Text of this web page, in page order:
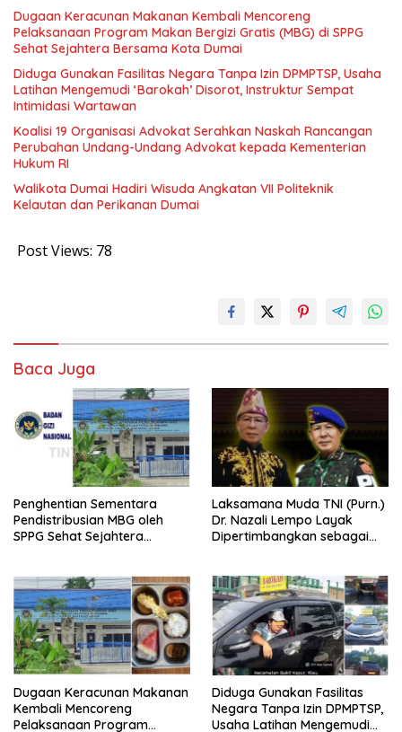
Dugaan Keracunan Makanan Kembali Mencoreng
Pelaksanaan Program Makan Bergizi Gratis (MBG) di SPPG
Sehat Sejahtera Bersama Kota Dumai
Diduga Gunakan Fasilitas Negara Tanpa Izin DPMPTSP, Usaha
Latihan Mengemudi ‘Barokah’ Disorot, Instruktur Sempat
Intimidasi Wartawan
Koalisi 19 Organisasi Advokat Serahkan Naskah Rancangan
Perubahan Undang-Undang Advokat kepada Kementerian
Hukum RI
Walikota Dumai Hadiri Wisuda Angkatan VII Politeknik
Kelautan dan Perikanan Dumai
Post Views: 78
Baca Juga
Penghentian Sementara
Pendistribusian MBG oleh
SPPG Sehat Sejahtera
Laksamana Muda TNI (Purn.)
Dr. Nazali Lempo Layak
Dipertimbangkan sebagai
Berkompromi terhadap
Penegakan Hukum
Dugaan Keracunan Makanan
Kembali Mencoreng
Pelaksanaan Program
Diduga Gunakan Fasilitas
Negara Tanpa Izin DPMPTSP,
Usaha Latihan Mengemudi